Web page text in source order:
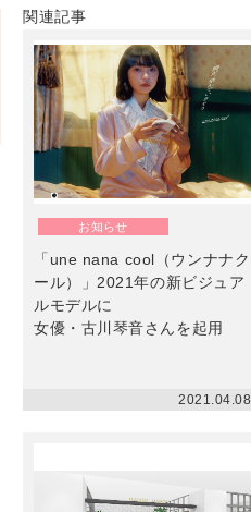
関連記事
お知らせ
「une nana cool（ウンナナク
ール）」2021年の新ビジュア
ルモデルに
女優・古川琴音さんを起用
2021.04.08